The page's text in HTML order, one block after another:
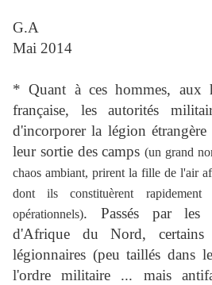
G.A
Mai 2014
* Quant à ces hommes, aux
française, les autorités
d'incorporer la légion
leur sortie des camps(un grand
chaos ambiant, prirent la fille de l'air
dont ils constituèrent rapidement
opérationnels). Passés par les
d'Afrique du Nord, certains
légionnaires (peu taillés dans
l'ordre militaire ... mais